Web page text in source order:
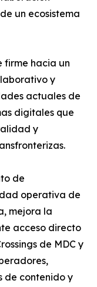
un ecosistema
firme hacia un
y
actuales de
digitales que
y
de
operativa de
mejora la
acceso directo
de MDC y
de contenido y